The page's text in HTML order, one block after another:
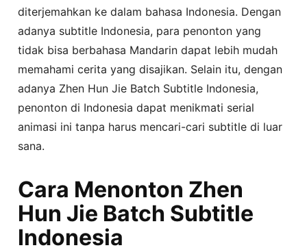
diterjemahkan ke dalam bahasa Indonesia. Dengan
adanya subtitle Indonesia, para penonton yang
tidak bisa berbahasa Mandarin dapat lebih mudah
memahami cerita yang disajikan. Selain itu, dengan
adanya Zhen Hun Jie Batch Subtitle Indonesia,
penonton di Indonesia dapat menikmati serial
animasi ini tanpa harus mencari-cari subtitle di luar
sana.
Cara Menonton Zhen
Hun Jie Batch Subtitle
Indonesia